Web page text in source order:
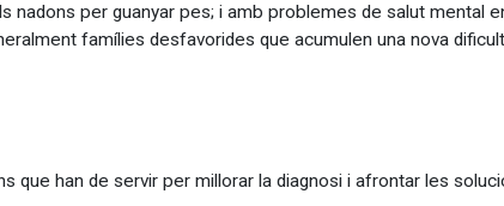
nadons per guanyar pes; i amb problemes de salut mental
famílies desfavorides que acumulen una nova
que han de servir per millorar la diagnosi i afrontar les